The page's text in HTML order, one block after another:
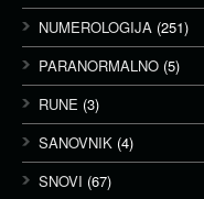
NUMEROLOGIJA (251)
PARANORMALNO (5)
RUNE (3)
SANOVNIK (4)
SNOVI (67)